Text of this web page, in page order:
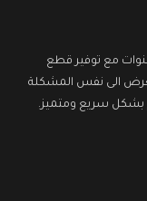
مع توفير قطع
الى نفس المشكلة
بشكل سريع ومتميز.